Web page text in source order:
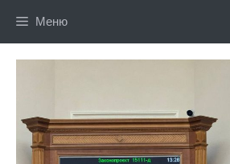
Меню